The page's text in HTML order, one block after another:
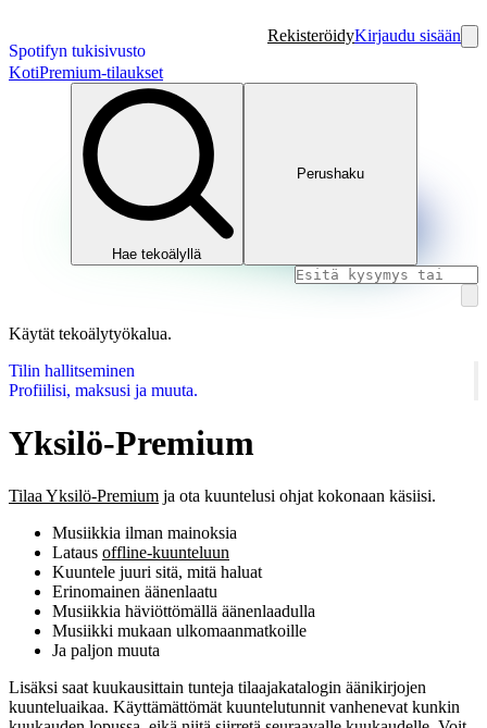
Spotifyn tukisivusto
RekisteröidyKirjaudu sisään
KotiPremium-tilaukset
Hae tekoälyllä
Perushaku
Käytät tekoälytyökalua.
Tilin hallitseminen
Profiilisi, maksusi ja muuta.
Yksilö-Premium
Tilaa Yksilö-Premium ja ota kuuntelusi ohjat kokonaan käsiisi.
Musiikkia ilman mainoksia
Lataus offline-kuunteluun
Kuuntele juuri sitä, mitä haluat
Erinomainen äänenlaatu
Musiikkia häviöttömällä äänenlaadulla
Musiikki mukaan ulkomaanmatkoille
Ja paljon muuta
Lisäksi saat kuukausittain tunteja tilaajakatalogin äänikirjojen
kuunteluaikaa. Käyttämättömät kuuntelutunnit vanhenevat kunkin